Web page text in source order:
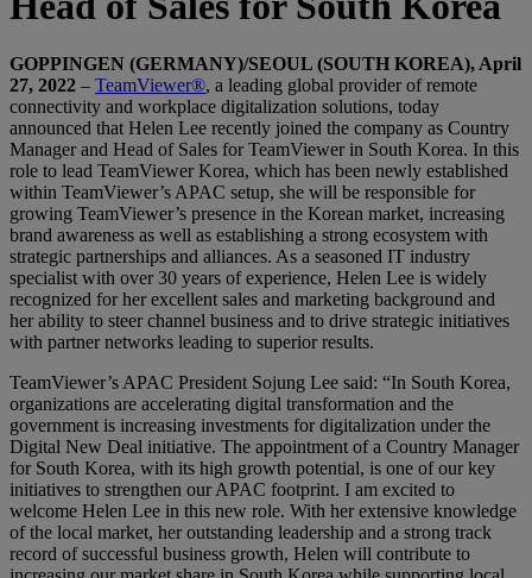
GOPPINGEN (GERMANY)/SEOUL (SOUTH KOREA), April
27, 2022 – TeamViewer®, a leading global provider of remote
connectivity and workplace digitalization solutions, today
announced that Helen Lee recently joined the company as Country
Manager and Head of Sales for TeamViewer in South Korea. In this
role to lead TeamViewer Korea, which has been newly established
within TeamViewer’s APAC setup, she will be responsible for
growing TeamViewer’s presence in the Korean market, increasing
brand awareness as well as establishing a strong ecosystem with
strategic partnerships and alliances. As a seasoned IT industry
specialist with over 30 years of experience, Helen Lee is widely
recognized for her excellent sales and marketing background and
her ability to steer channel business and to drive strategic initiatives
with partner networks leading to superior results.
TeamViewer’s APAC President Sojung Lee said: “In South Korea,
organizations are accelerating digital transformation and the
government is increasing investments for digitalization under the
Digital New Deal initiative. The appointment of a Country Manager
for South Korea, with its high growth potential, is one of our key
initiatives to strengthen our APAC footprint. I am excited to
welcome Helen Lee in this new role. With her extensive knowledge
of the local market, her outstanding leadership and a strong track
record of successful business growth, Helen will contribute to